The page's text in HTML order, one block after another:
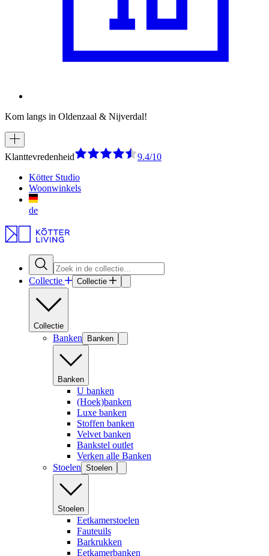
Kom langs in Oldenzaal & Nijverdal!
Klanttevredenheid
9.4/10
Kötter Studio
Woonwinkels
de
Collectie Collectie
Collectie
Banken Banken
Banken
U banken
(Hoek)banken
Luxe banken
Stoffen banken
Velvet banken
Bankstel outlet
Verken alle Banken
Stoelen Stoelen
Stoelen
Eetkamerstoelen
Fauteuils
Barkrukken
Eetkamerbanken